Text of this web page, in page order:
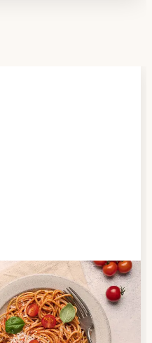
Dienst-Suche,